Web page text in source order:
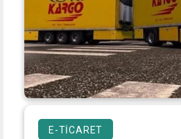
E-TICARET